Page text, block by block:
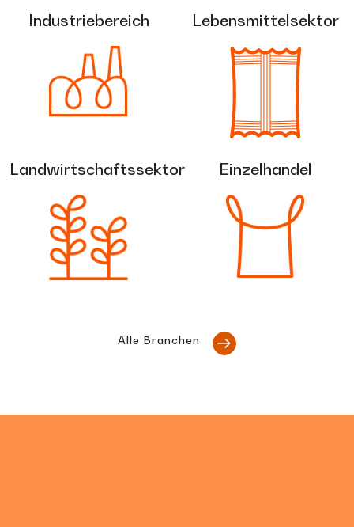
Industriebereich Lebensmittelsektor
Landwirtschaftssektor Einzelhandel
Alle Branchen